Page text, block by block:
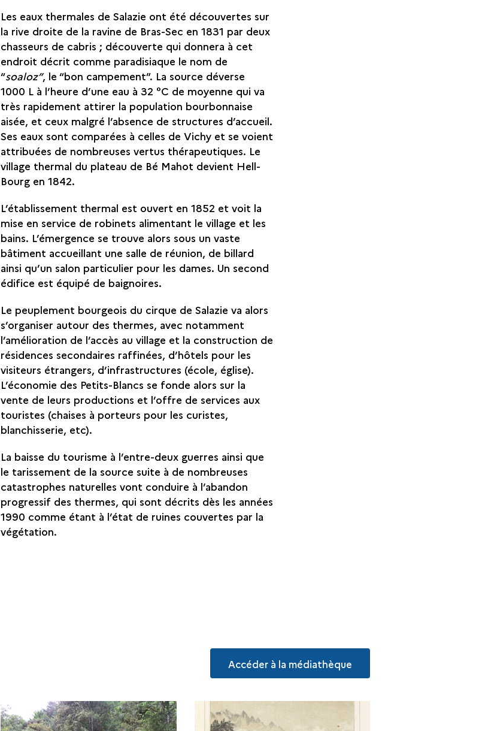
Les eaux thermales de Salazie ont été découvertes sur
la rive droite de la ravine de Bras-Sec en 1831 par deux
chasseurs de cabris ; découverte qui donnera à cet
endroit décrit comme paradisiaque le nom de
“soaloz”, le “bon campement”. La source déverse
1000 L à l’heure d’une eau à 32 °C de moyenne qui va
très rapidement attirer la population bourbonnaise
aisée, et ceux malgré l’absence de structures d’accueil.
Ses eaux sont comparées à celles de Vichy et se voient
attribuées de nombreuses vertus thérapeutiques. Le
village thermal du plateau de Bé Mahot devient Hell-
Bourg en 1842.
L’établissement thermal est ouvert en 1852 et voit la
mise en service de robinets alimentant le village et les
bains. L’émergence se trouve alors sous un vaste
bâtiment accueillant une salle de réunion, de billard
ainsi qu’un salon particulier pour les dames. Un second
édifice est équipé de baignoires.
Le peuplement bourgeois du cirque de Salazie va alors
s’organiser autour des thermes, avec notamment
l’amélioration de l’accès au village et la construction de
résidences secondaires raffinées, d’hôtels pour les
visiteurs étrangers, d’infrastructures (école, église).
L’économie des Petits-Blancs se fonde alors sur la
vente de leurs productions et l’offre de services aux
touristes (chaises à porteurs pour les curistes,
blanchisserie, etc).
La baisse du tourisme à l’entre-deux guerres ainsi que
le tarissement de la source suite à de nombreuses
catastrophes naturelles vont conduire à l’abandon
progressif des thermes, qui sont décrits dès les années
1990 comme étant à l’état de ruines couvertes par la
végétation.
Accéder à la médiathèque